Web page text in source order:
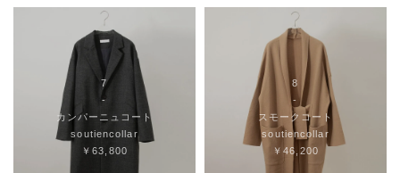
7
-
カンパーニュコート
soutiencollar
￥63,800
8
-
スモークコート
soutiencollar
￥46,200